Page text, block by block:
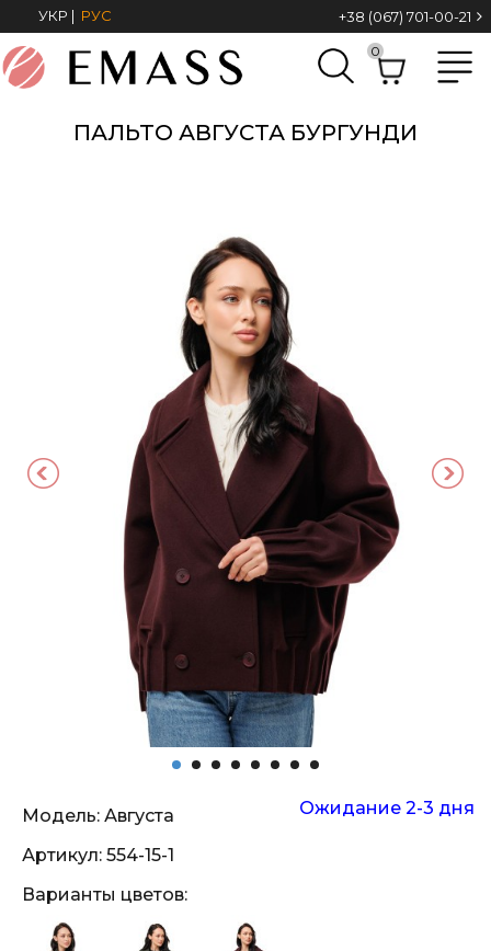
УКР | РУС +38 (067) 701-00-21
0
ПАЛЬТО АВГУСТА БУРГУНДИ
Модель: Августа Ожидание 2-3 дня
Артикул: 554-15-1
Варианты цветов: